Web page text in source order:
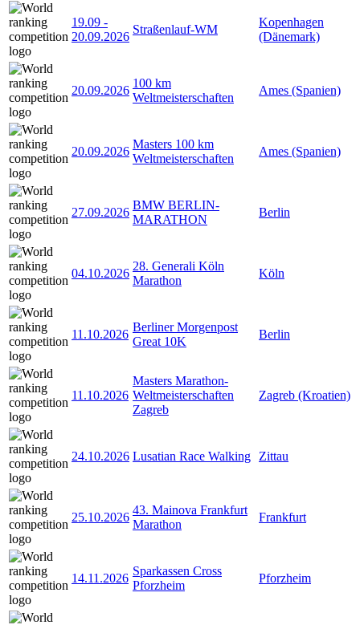
19.09 -
20.09.2026
Straßenlauf-WM
Kopenhagen
(Dänemark)
20.09.2026
100 km
Weltmeisterschaften
Ames (Spanien)
20.09.2026
Masters 100 km
Weltmeisterschaften
Ames (Spanien)
27.09.2026
BMW BERLIN-
MARATHON
Berlin
04.10.2026
28. Generali Köln
Marathon
Köln
11.10.2026
Berliner Morgenpost
Great 10K
Berlin
11.10.2026
Masters Marathon-
Weltmeisterschaften
Zagreb
Zagreb (Kroatien)
24.10.2026 Lusatian Race Walking Zittau
25.10.2026
43. Mainova Frankfurt
Marathon
Frankfurt
14.11.2026
Sparkassen Cross
Pforzheim
Pforzheim